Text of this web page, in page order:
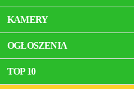
KAMERY
OGŁOSZENIA
TOP 10